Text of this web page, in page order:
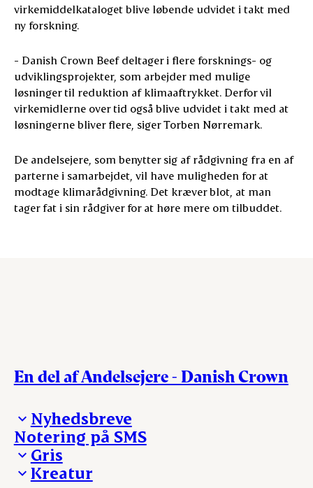
virkemiddelkataloget blive løbende udvidet i takt med
ny forskning.
- Danish Crown Beef deltager i flere forsknings- og
udviklingsprojekter, som arbejder med mulige
løsninger til reduktion af klimaaftrykket. Derfor vil
virkemidlerne over tid også blive udvidet i takt med at
løsningerne bliver flere, siger Torben Nørremark.
De andelsejere, som benytter sig af rådgivning fra en af
parterne i samarbejdet, vil have muligheden for at
modtage klimarådgivning. Det kræver blot, at man
tager fat i sin rådgiver for at høre mere om tilbuddet.
En del af Andelsejere - Danish Crown
Nyhedsbreve
Madinspiration - nyhedsbrev
Notering på SMS
Gris
Ejerinformation
Kreatur